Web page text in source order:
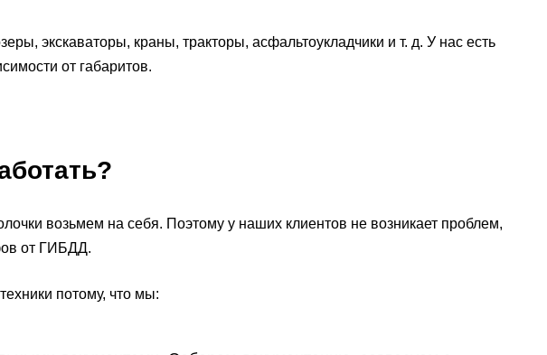
экскаваторы, краны, тракторы, асфальтоукладчики и т. д. У нас есть
от габаритов.
возьмем на себя. Поэтому у наших клиентов не возникает проблем,
от ГИБДД.
потому, что мы: